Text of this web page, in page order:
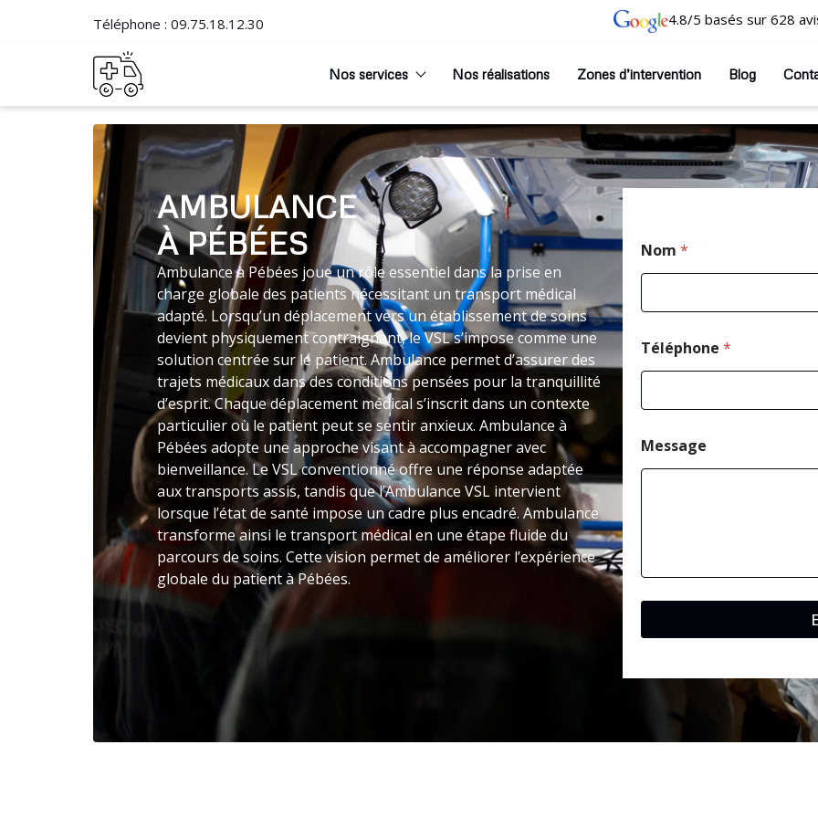
Téléphone : 09.75.18.12.30 4.8/5 basés sur 628
Nos services Nos réalisations Zones d’intervention Blog
AMBULANCE
À PÉBÉES
Ambulance à Pébées joue un rôle essentiel dans la prise en
charge globale des patients nécessitant un transport médical
adapté. Lorsqu’un déplacement vers un établissement de soins
devient physiquement contraignant, le VSL s’impose comme une
solution centrée sur le patient. Ambulance permet d’assurer des
trajets médicaux dans des conditions pensées pour la tranquillité
d’esprit. Chaque déplacement médical s’inscrit dans un contexte
particulier où le patient peut se sentir anxieux. Ambulance à
Pébées adopte une approche visant à accompagner avec
bienveillance. Le VSL conventionné offre une réponse adaptée
aux transports assis, tandis que l’Ambulance VSL intervient
lorsque l’état de santé impose un cadre plus encadré. Ambulance
transforme ainsi le transport médical en une étape fluide du
parcours de soins. Cette vision permet de améliorer l’expérience
globale du patient à Pébées.
Nom *
Téléphone *
Message